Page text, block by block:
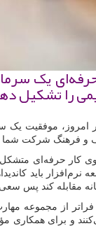
یک
را تشکیل
موفقیت یک
و فرهنگ شرکت شما
کار حرفه‌ای
نرم‌افزار باید
مقابله کند پس سعی
از مجموعه
و برای همکاری